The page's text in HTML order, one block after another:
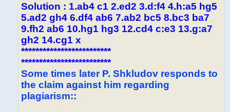
Solution : 1.ab4 c1 2.ed2 3.d:f4 4.h:a5 hg5
5.ad2 gh4 6.df4 ab6 7.ab2 bc5 8.bc3 ba7
9.fh2 ab6 10.hg1 hg3 12.cd4 c:e3 13.g:a7
gh2 14.cg1 x
*************************
*************************
Some times later P. Shkludov responds to
the claim against him regarding
plagiarism::